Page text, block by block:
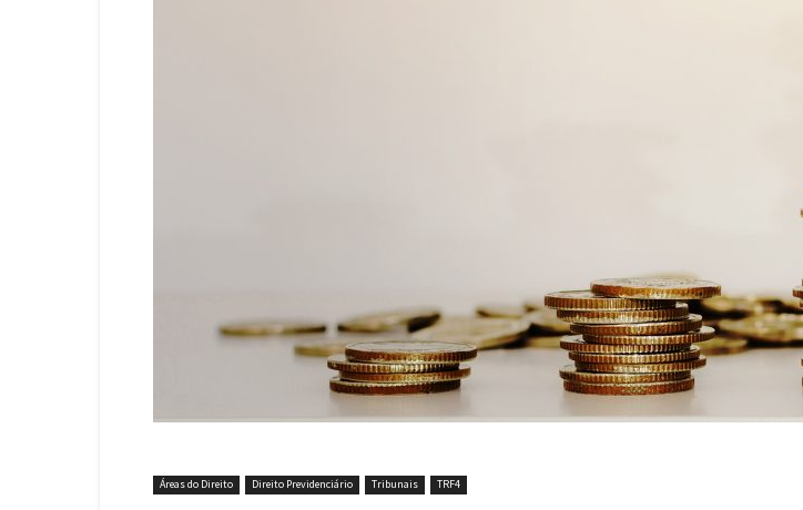
Áreas do Direito Direito Previdenciário Tribunais TRF4